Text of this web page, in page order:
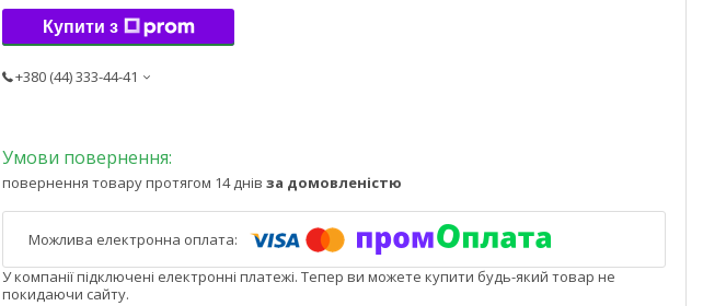
Купити з
+380 (44) 333-44-41
повернення товару протягом 14 днів за домовленістю
У компанії підключені електронні платежі. Тепер ви можете купити будь-який товар не
покидаючи сайту.